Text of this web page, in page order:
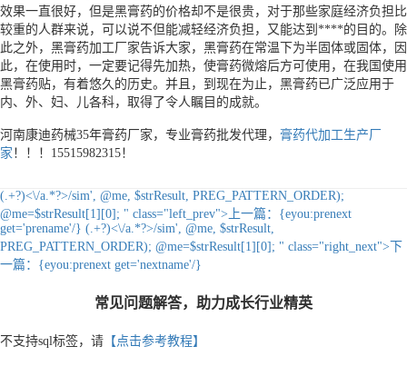
效果一直很好，但是黑膏药的价格却不是很贵，对于那些家庭经济负担比
较重的人群来说，可以说不但能减轻经济负担，又能达到****的目的。除
此之外，黑膏药加工厂家告诉大家，黑膏药在常温下为半固体或固体，因
此，在使用时，一定要记得先加热，使膏药微熔后方可使用，在我国使用
黑膏药贴，有着悠久的历史。并且，到现在为止，黑膏药已广泛应用于
内、外、妇、儿各科，取得了令人瞩目的成就。
河南康迪药械35年膏药厂家，专业膏药批发代理， 膏药代加工生产厂
家 ！！！15515982315！
(.+?)<\/a.*?>/sim', @me, $strResult, PREG_PATTERN_ORDER);
@me=$strResult[1][0]; " class="left_prev"> 上一篇： {eyou:prenext
get='prename'/} (.+?)<\/a.*?>/sim', @me, $strResult,
PREG_PATTERN_ORDER); @me=$strResult[1][0]; " class="right_next"> 下
一篇： {eyou:prenext get='nextname'/}
常见问题解答，助力成长行业精英
不支持sql标签，请 【点击参考教程】